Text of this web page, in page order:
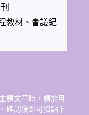
教材、會議紀
題文章時，請於月
確認後即可扣點下